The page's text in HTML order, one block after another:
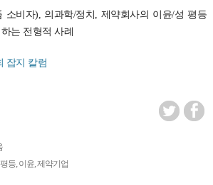
소비자), 의과학/정치, 제약회사의 이윤/성 평등
는 전형적 사례
잡지 칼럼
등,이윤,제약기업